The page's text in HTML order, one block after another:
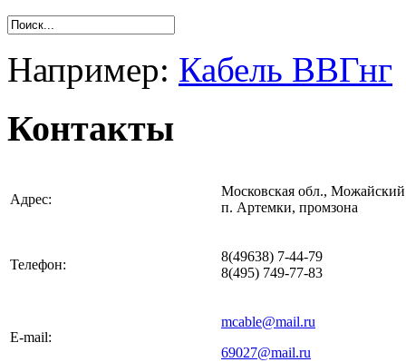
Например: Кабель ВВГнг
Контакты
Адрес:
Московская обл.,
п. Артемки, промзона
Телефон:
8(49638) 7-44-79
8(495) 749-77-83
E-mail:
mcable@mail.ru
69027@mail.ru